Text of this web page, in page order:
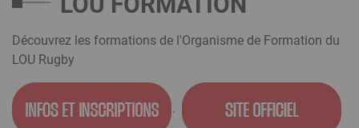
Découvrez les formations de l'Organisme de Formation du
LOU Rugby
.